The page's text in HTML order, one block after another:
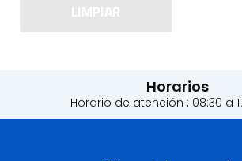
LIMPIAR
Horarios
Horario de atención : 08:30 a